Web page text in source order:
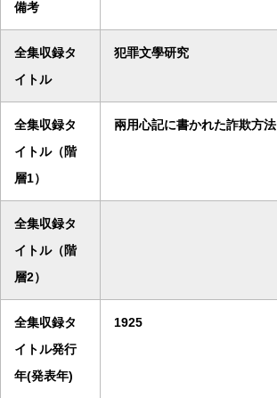
備考
全集収録タ
イトル
犯罪文學研究
全集収録タ
イトル（階
層1）
兩用心記に書かれた詐欺方法
全集収録タ
イトル（階
層2）
全集収録タ
イトル発行
年(発表年)
1925